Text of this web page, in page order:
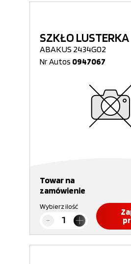
SZKŁO LUSTERKA
ABAKUS 2434G02
Nr Autos 0947067
Towar na
zamówienie
Wybierz ilość